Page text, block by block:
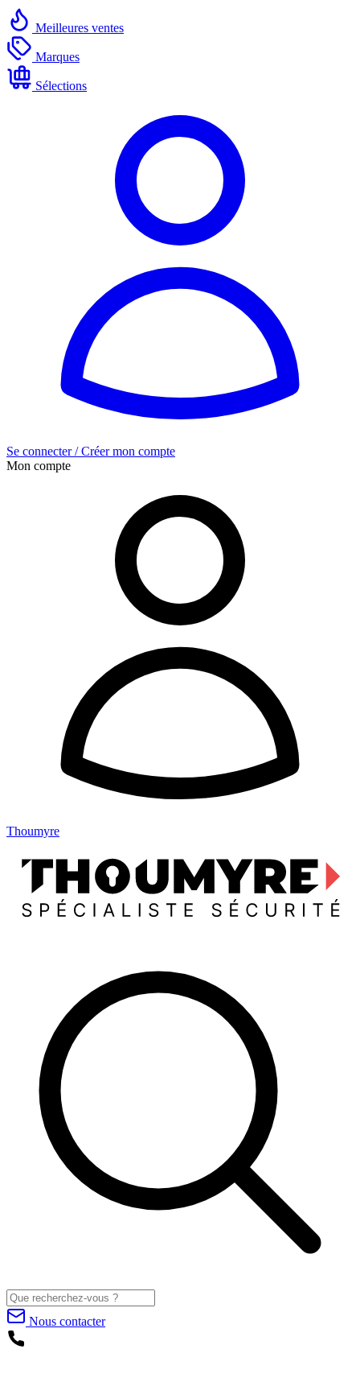
Meilleures ventes
Marques
Sélections
Se connecter / Créer mon compte
Mon compte
Thoumyre
Nous contacter